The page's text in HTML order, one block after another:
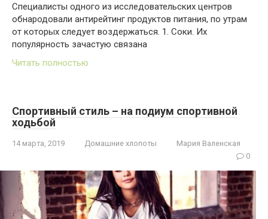
Специалисты одного из исследовательских центров
обнародовали антирейтинг продуктов питания, по утрам
от которых следует воздержаться. 1. Соки. Их
популярность зачастую связана
Читать полностью
Спортивный стиль – на подиум спортивной
ходьбой
14 марта, 2019 Домашние хлопоты
Мария Валенская
0